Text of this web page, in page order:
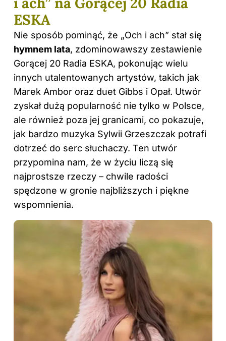
ESKA
Nie sposób pominąć, że „Och i ach” stał się
hymnem lata, zdominowawszy zestawienie
Gorącej 20 Radia ESKA, pokonując wielu
innych utalentowanych artystów, takich jak
Marek Ambor oraz duet Gibbs i Opał. Utwór
zyskał dużą popularność nie tylko w Polsce,
ale również poza jej granicami, co pokazuje,
jak bardzo muzyka Sylwii Grzeszczak potrafi
dotrzeć do serc słuchaczy. Ten utwór
przypomina nam, że w życiu liczą się
najprostsze rzeczy – chwile radości
spędzone w gronie najbliższych i piękne
wspomnienia.